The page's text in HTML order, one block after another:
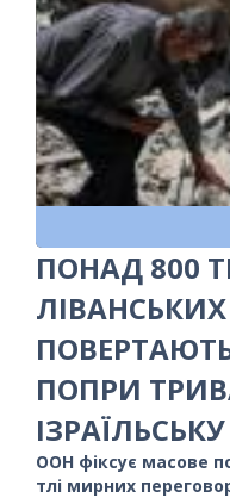
ПОНАД 800
ПОПРИ
ООН фіксує масове
тлі мирних